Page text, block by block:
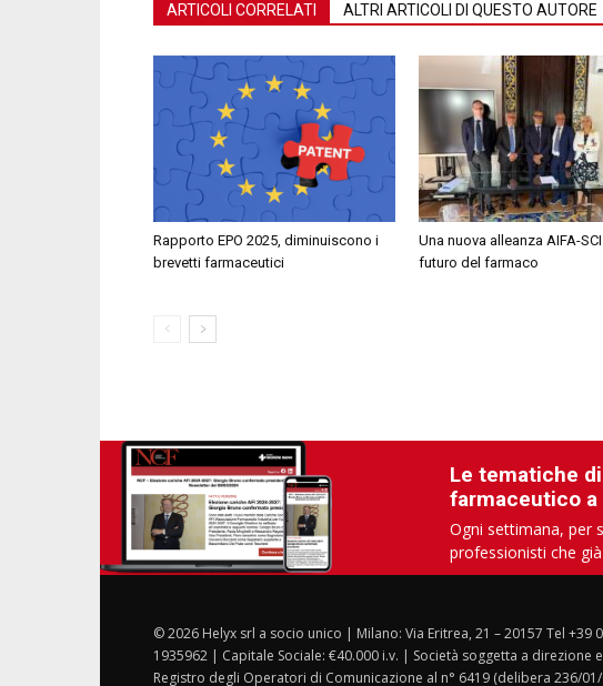
ARTICOLI CORRELATI ALTRI ARTICOLI DI QUESTO AUTORE
Rapporto EPO 2025, diminuiscono i
brevetti farmaceutici
Una nuova alleanza AIFA-SCI
futuro del farmaco
Le tematiche
farmaceutico
Ogni settimana, per
professionisti che
© 2026 Helyx srl a socio unico | Milano: Via Eritrea, 21 – 20157 Tel +39
1935962 | Capitale Sociale: €40.000 i.v. | Società soggetta a direzione
Registro degli Operatori di Comunicazione al n° 6419 (delibera 236/